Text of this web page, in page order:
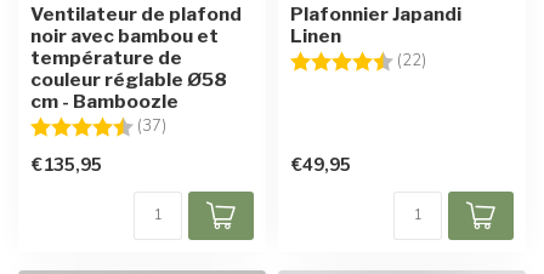
Ventilateur de plafond
noir avec bambou et
température de
couleur réglable Ø58
cm - Bamboozle
Note:
(37)
€135,95
Plafonnier Japandi
Linen
Note:
(22)
€49,95